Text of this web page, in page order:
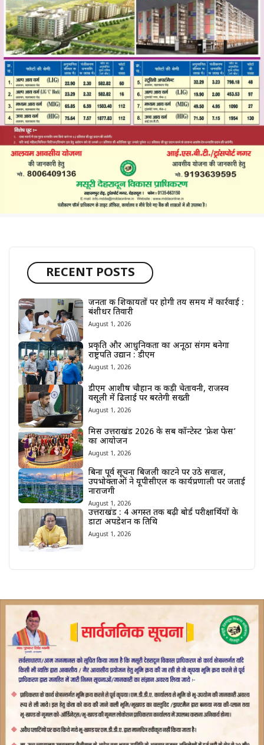
RECENT POSTS
जनता की शिकायतों पर होगी तय समय में कार्रवाई :
बंशीधर तिवारी
August 1, 2026
प्रकृति और आधुनिकता का अनूठा संगम बनेगा
राष्ट्रपति उद्यान : डीएम
August 1, 2026
डीएम आशीष चौहान की कड़ी चेतावनी, राजस्व
वसूली में ढिलाई पर बरतेगी सख्ती
August 1, 2026
मिस उत्तराखंड 2026 के सब कॉन्टेस्ट ‘फ्रेश फेस’
का आयोजन
August 1, 2026
बिना पूर्व सूचना बिजली काटने पर उठे सवाल,
उपभोक्ताओं ने यूपीसीएल की कार्यप्रणाली पर जताई
नाराजगी
August 1, 2026
उत्तराखंड : 4 अगस्त तक बढ़ी बोर्ड परीक्षार्थियों के
डाटा अपडेशन की तिथि
August 1, 2026